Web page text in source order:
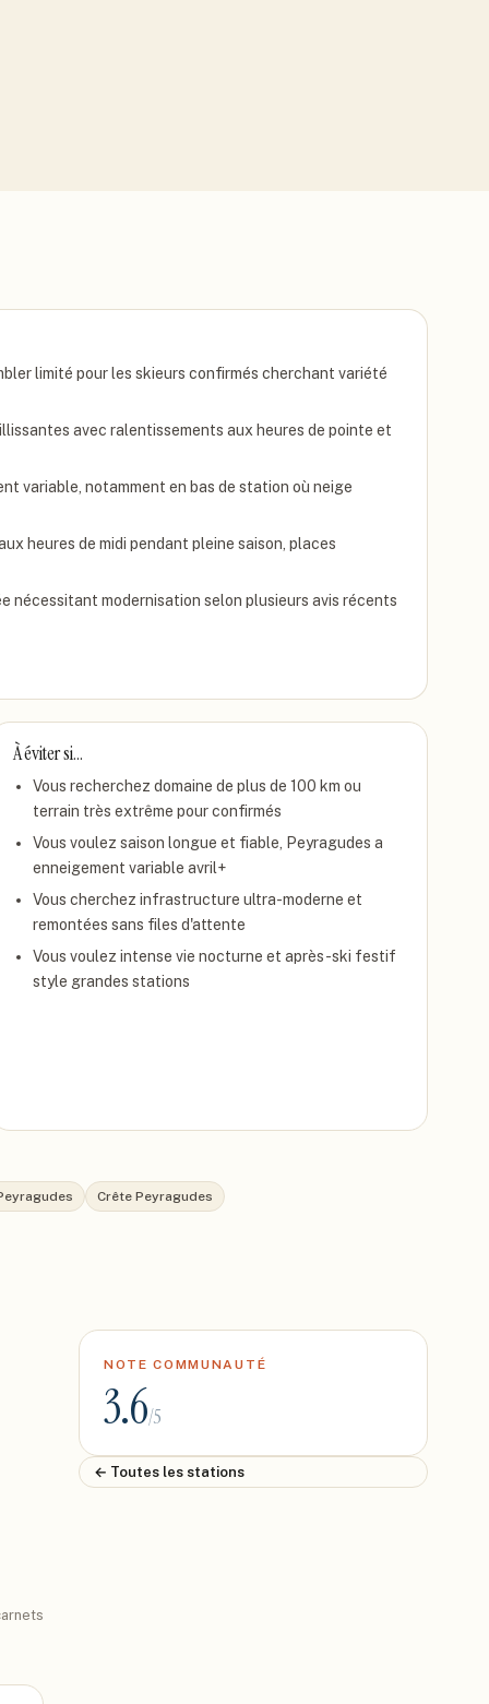
limité pour les skieurs confirmés cherchant variété
avec ralentissements aux heures de pointe et
variable, notamment en bas de station où neige
heures de midi pendant pleine saison, places
nécessitant modernisation selon plusieurs avis récents
À éviter si…
Vous recherchez domaine de plus de 100 km ou
terrain très extrême pour confirmés
Vous voulez saison longue et fiable, Peyragudes a
enneigement variable avril+
Vous cherchez infrastructure ultra-moderne et
remontées sans files d'attente
Vous voulez intense vie nocturne et après-ski festif
style grandes stations
Crête Peyragudes
NOTE COMMUNAUTÉ
3.6/5
← Toutes les stations